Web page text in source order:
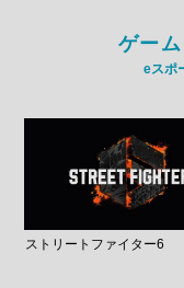
ゲー
eスポ
ストリートファイター6